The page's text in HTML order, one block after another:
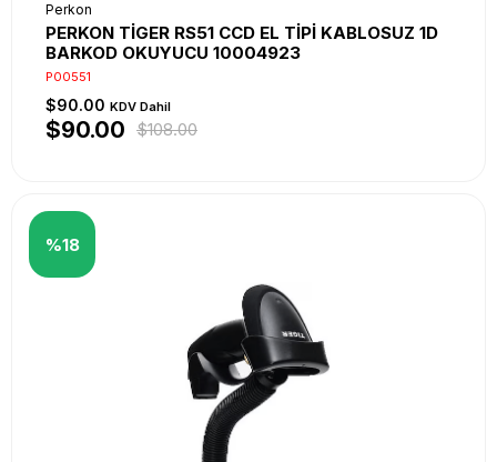
Perkon
PERKON TİGER RS51 CCD EL TİPİ KABLOSUZ 1D
BARKOD OKUYUCU 10004923
P00551
$90.00 KDV Dahil
$90.00 $108.00
%18